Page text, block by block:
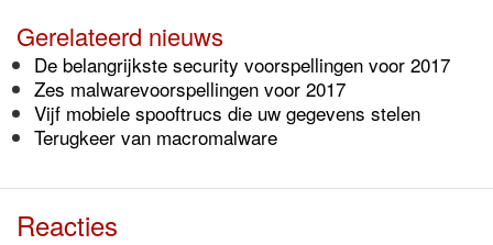
Gerelateerd nieuws
De belangrijkste security voorspellingen voor 2017
Zes malwarevoorspellingen voor 2017
Vijf mobiele spooftrucs die uw gegevens stelen
Terugkeer van macromalware
Reacties